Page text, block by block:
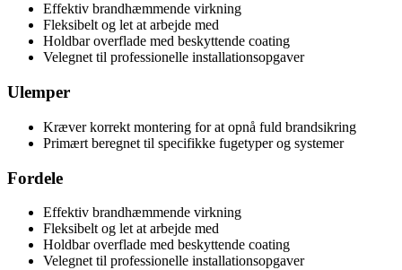
Effektiv brandhæmmende virkning
Fleksibelt og let at arbejde med
Holdbar overflade med beskyttende coating
Velegnet til professionelle installationsopgaver
Ulemper
Kræver korrekt montering for at opnå fuld brandsikring
Primært beregnet til specifikke fugetyper og systemer
Fordele
Effektiv brandhæmmende virkning
Fleksibelt og let at arbejde med
Holdbar overflade med beskyttende coating
Velegnet til professionelle installationsopgaver